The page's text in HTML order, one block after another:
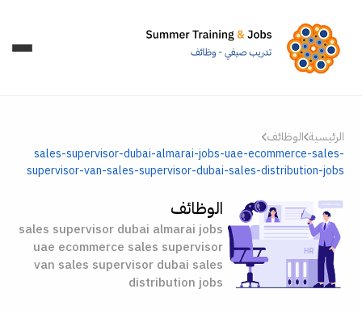
الرئيسية الوظائف
sales-supervisor-dubai-almarai-jobs-uae-ecommerce-sales-
supervisor-van-sales-supervisor-dubai-sales-distribution-jobs
الوظائف
sales supervisor dubai almarai jobs
uae ecommerce sales supervisor
van sales supervisor dubai sales
distribution jobs